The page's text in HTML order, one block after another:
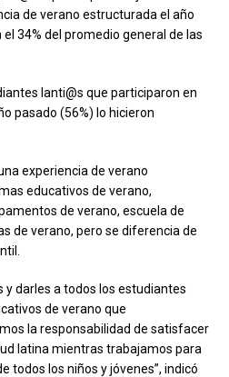
de verano estructurada el año
34% del promedio general de las
lanti@s que participaron en
pasado (56%) lo hicieron
experiencia de verano
educativos de verano,
de verano, escuela de
de verano, pero se diferencia de
y darles a todos los estudiantes
de verano que
la responsabilidad de satisfacer
latina mientras trabajamos para
todos los niños y jóvenes”, indicó